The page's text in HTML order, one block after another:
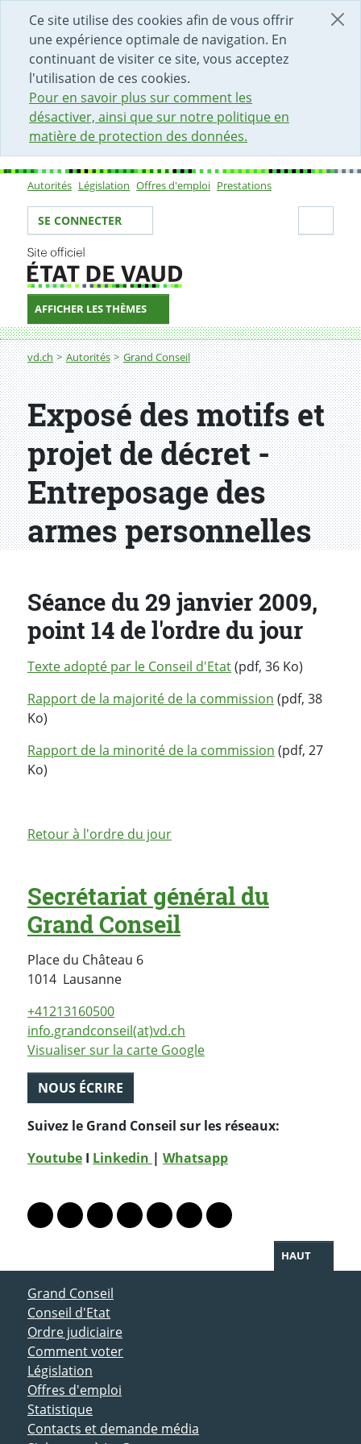
Ce site utilise des cookies afin de vous offrir
une expérience optimale de navigation. En
continuant de visiter ce site, vous acceptez
l'utilisation de ces cookies.
Pour en savoir plus sur comment les
désactiver, ainsi que sur notre politique en
matière de protection des données.
DÉBUT DU CONTENU DE LA PAGE
ACCÈS AU CHAMP DE RECHERCHE
PAGE D'ACCUEIL
FORMULAIRE DE CONTACT
Sous-navigation
Autorités Législation Offres d'emploi Prestations
Votre identité
SE CONNECTER
AFFICHER LES THÈMES
Fil d'Ariane
vd.ch Autorités Grand Conseil
Exposé des motifs et
projet de décret -
Entreposage des
armes personnelles
Séance du 29 janvier 2009,
point 14 de l'ordre du jour
Texte adopté par le Conseil d'Etat(pdf, 36 Ko)
Rapport de la majorité de la commission (pdf, 38
Ko)
Rapport de la minorité de la commission (pdf, 27
Ko)
Retour à l'ordre du jour
Secrétariat général du
Grand Conseil
Place du Château 6
1014 LausanneSuisse
+41213160500
info.grandconseil(at)vd.ch
Visualiser sur la carte Google
NOUS ÉCRIRE
Suivez le Grand Conseil sur les réseaux:
Youtube I Linkedin | Whatsapp
Lien vers le profil Mastodon
Lien vers le profil Bluesky
Lien vers le profil Instagram
Lien vers le profil Linkedin
Lien vers le profil Facebook
Lien vers le profil Twitter
Partager par WhatsApp
HAUT
ACCÈS DIRECT
Grand Conseil
Conseil d'Etat
Ordre judiciaire
Comment voter
Législation
Offres d'emploi
Statistique
Contacts et demande média